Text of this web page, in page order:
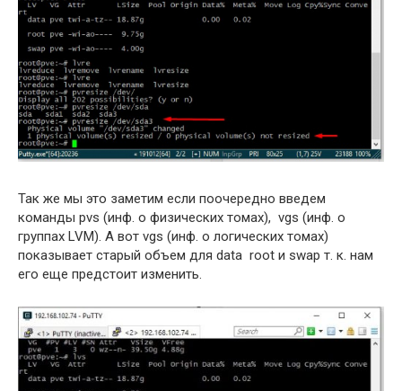
Так же мы это заметим если поочередно введем
команды pvs (инф. о физических томах), vgs (инф. о
группах LVM). А вот vgs (инф. о логических томах)
показывает старый объем для data root и swap т. к. нам
его еще предстоит изменить.